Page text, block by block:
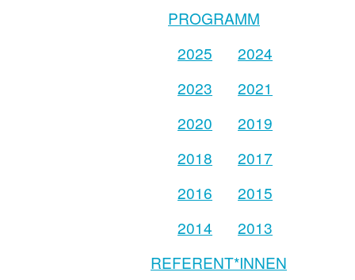
PROGRAMM
2025
2024
2023
2021
2020
2019
2018
2017
2016
2015
2014
2013
REFERENT*INNEN